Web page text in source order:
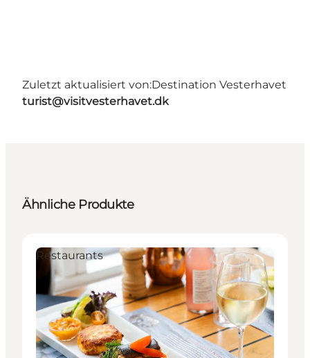
Zuletzt aktualisiert von:Destination Vesterhavet
turist@visitvesterhavet.dk
Ähnliche Produkte
Restaurants